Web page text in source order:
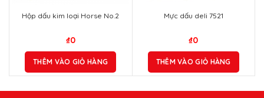
Hộp dấu kim loại Horse No.2
₫0
THÊM VÀO GIỎ HÀNG
Mực dấu deli 7521
₫0
THÊM VÀO GIỎ HÀNG